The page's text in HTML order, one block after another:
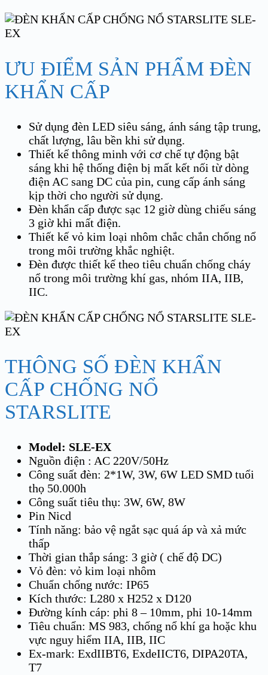
ƯU ĐIỂM SẢN PHẨM ĐÈN
KHẨN CẤP
Sử dụng đèn LED siêu sáng, ánh sáng tập trung,
chất lượng, lâu bền khi sử dụng.
Thiết kế thông minh với cơ chế tự động bật
sáng khi hệ thống điện bị mất kết nối từ dòng
điện AC sang DC của pin, cung cấp ánh sáng
kịp thời cho người sử dụng.
Đèn khẩn cấp được sạc 12 giờ dùng chiếu sáng
3 giờ khi mất điện.
Thiết kế vỏ kim loại nhôm chắc chắn chống nổ
trong môi trường khắc nghiệt.
Đèn được thiết kế theo tiêu chuẩn chống cháy
nổ trong môi trường khí gas, nhóm IIA, IIB,
IIC.
THÔNG SỐ ĐÈN KHẨN
CẤP CHỐNG NỔ
STARSLITE
Model: SLE-EX
Nguồn điện : AC 220V/50Hz
Công suất đèn: 2*1W, 3W, 6W LED SMD tuổi
thọ 50.000h
Công suất tiêu thụ: 3W, 6W, 8W
Pin Nicd
Tính năng: bảo vệ ngắt sạc quá áp và xả mức
thấp
Thời gian thắp sáng: 3 giờ ( chế độ DC)
Vỏ đèn: vỏ kim loại nhôm
Chuẩn chống nước: IP65
Kích thước: L280 x H252 x D120
Đường kính cáp: phi 8 – 10mm, phi 10-14mm
Tiêu chuẩn: MS 983, chống nổ khí ga hoặc khu
vực nguy hiểm IIA, IIB, IIC
Ex-mark: ExdIIBT6, ExdeIICT6, DIPA20TA,
T7